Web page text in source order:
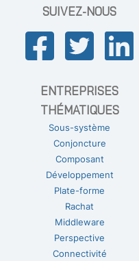
SUIVEZ-NOUS
ENTREPRISES
THÉMATIQUES
Sous-système
Conjoncture
Composant
Développement
Plate-forme
Rachat
Middleware
Perspective
Connectivité